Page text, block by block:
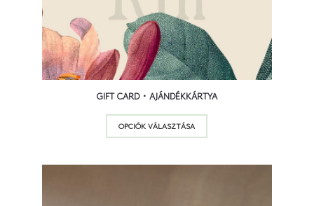
GIFT CARD • AJÁNDÉKKÁRTYA
OPCIÓK VÁLASZTÁSA
Ennek